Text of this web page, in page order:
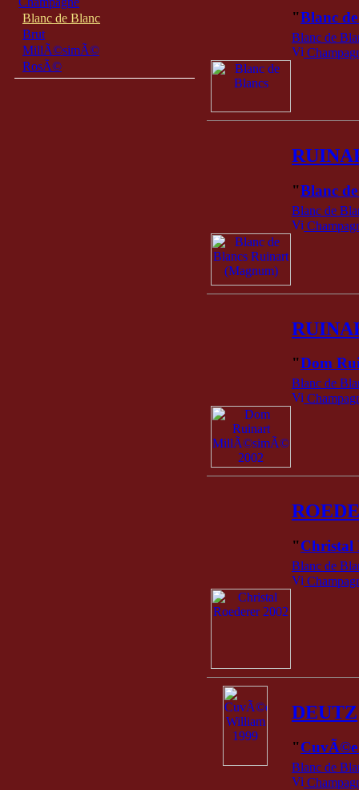
Blanc de Blanc
Brut
MillÃ©simÃ©
RosÃ©
"Blanc
Blanc de
"Blanc
Blanc de
"Dom
Blanc de
"Christal
Blanc de
DEUTZ
"
Blanc de